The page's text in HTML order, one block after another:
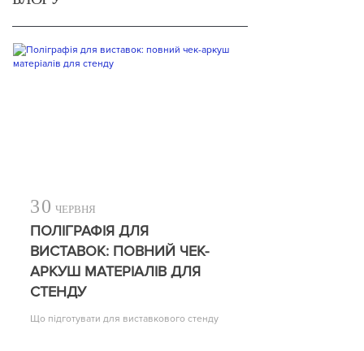
30 ЧЕРВНЯ
ПОЛІГРАФІЯ ДЛЯ
ВИСТАВОК: ПОВНИЙ ЧЕК-
АРКУШ МАТЕРІАЛІВ ДЛЯ
СТЕНДУ
Що підготувати для виставкового стенду